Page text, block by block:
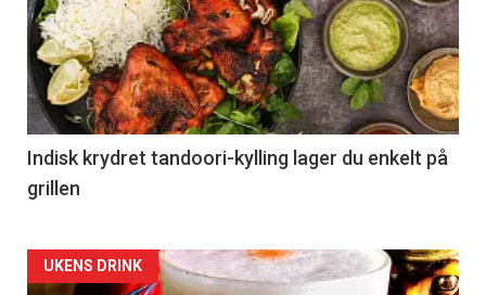
Indisk krydret tandoori-kylling lager du enkelt på
grillen
Forsiden
UKENS DRINK